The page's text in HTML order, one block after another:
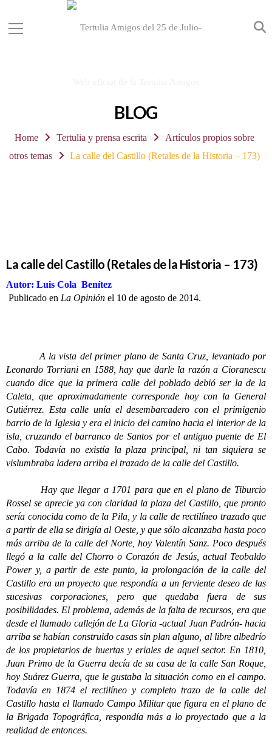
BLOG
Home Tertulia y prensa escrita
Artículos propios sobre
otros temas
La calle del Castillo (Retales de la Historia – 173)
La calle del Castillo (Retales de la Historia – 173)
Autor: Luis Cola Benítez
Publicado en La Opinión el 10 de agosto de 2014.
A la vista del primer plano de Santa Cruz, levantado por
Leonardo Torriani en 1588, hay que darle la razón a Cioranescu
cuando dice que la primera calle del poblado debió ser la de la
Caleta, que aproximadamente corresponde hoy con la General
Gutiérrez. Esta calle unía el desembarcadero con el primigenio
barrio de la Iglesia y era el inicio del camino hacia el interior de la
isla, cruzando el barranco de Santos por el antiguo puente de El
Cabo. Todavía no existía la plaza principal, ni tan siquiera se
vislumbraba ladera arriba el trazado de la calle del Castillo.
Hay que llegar a 1701 para que en el plano de Tiburcio
Rossel se aprecie ya con claridad la plaza del Castillo, que pronto
sería conocida como de la Pila, y la calle de rectilíneo trazado que
a partir de ella se dirigía al Oeste, y que sólo alcanzaba hasta poco
más arriba de la calle del Norte, hoy Valentín Sanz. Poco después
llegó a la calle del Chorro o Corazón de Jesús, actual Teobaldo
Power y, a partir de este punto, la prolongación de la calle del
Castillo era un proyecto que respondía a un ferviente deseo de las
sucesivas corporaciones, pero que quedaba fuera de sus
posibilidades. El problema, además de la falta de recursos, era que
desde el llamado callejón de La Gloria -actual Juan Padrón- hacia
arriba se habían construido casas sin plan alguno, al libre albedrío
de los propietarios de huertas y eriales de aquel sector. En 1810,
Juan Primo de la Guerra decía de su casa de la calle San Roque,
hoy Suárez Guerra, que le gustaba la situación como en el campo.
Todavía en 1874 el rectilíneo y completo trazo de la calle del
Castillo hasta el llamado Campo Militar que figura en el plano de
la Brigada Topográfica, respondía más a lo proyectado que a la
realidad de entonces.